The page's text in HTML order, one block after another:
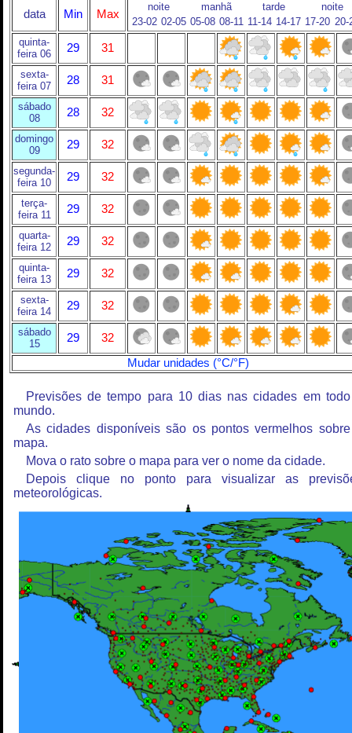
data Min Max
noite manhã tarde
noite
23-02 02-05 05-08 08-11 11-14 14-17 17-20 20-
quinta-
feira 06
29 31
sexta-
feira 07
28 31
sábado
08
28 32
domingo
09
29 32
segunda-
feira 10
29 32
terça-
feira 11
29 32
quarta-
feira 12
29 32
quinta-
feira 13
29 32
sexta-
feira 14
29 32
sábado
15
29
32
Mudar unidades (°C/°F)
Previsões de tempo para 10 dias nas cidades em
mundo.
As cidades disponíveis são os pontos vermelhos
mapa.
Mova o rato sobre o mapa para ver o nome da cidade.
Depois clique no ponto para visualizar as
meteorológicas.